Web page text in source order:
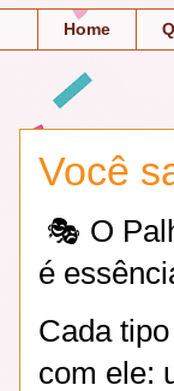
Home
Você
🎭 O
é
Cada
com ele: